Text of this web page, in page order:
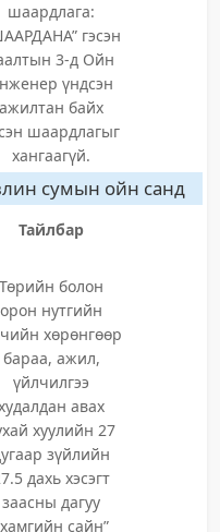
шаардлага:
гэсэн
3-д Ойн
үндсэн
ажилтан байх
шаардлагыг
хангаагүй.
сумын ойн санд
Тайлбар
Төрийн болон
орон нутгийн
хөрөнгөөр
бараа, ажил,
үйлчилгээ
авах
хуулийн 27
зүйлийн
дахь хэсэгт
заасны дагуу
сайн”